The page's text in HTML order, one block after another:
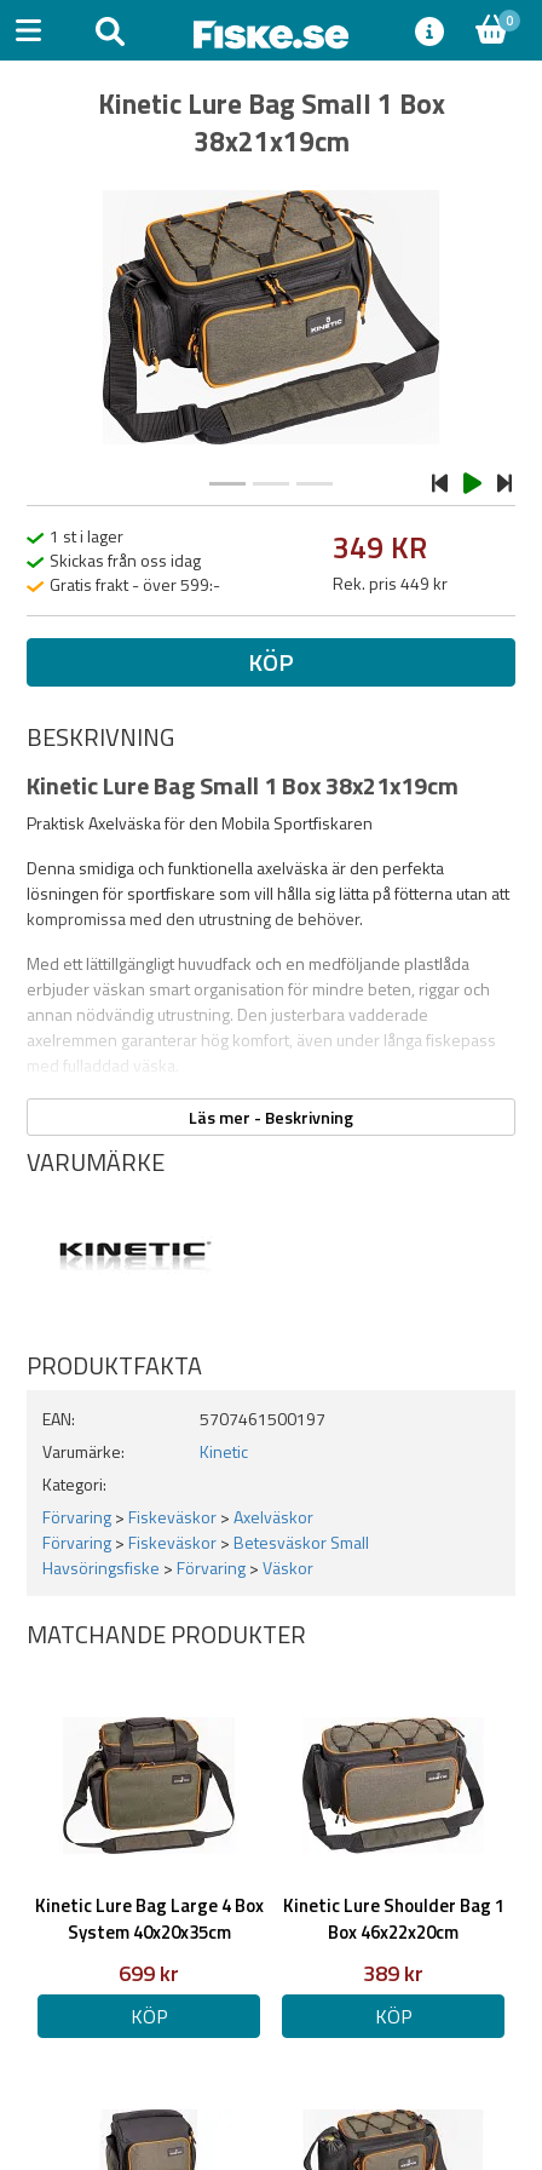
0
Kinetic Lure Bag Small 1 Box
38x21x19cm
Previous
1 st i lager
Skickas från oss idag
Gratis frakt - över 599:-
349 KR
Rek. pris 449 kr
KÖP
BESKRIVNING
Kinetic Lure Bag Small 1 Box 38x21x19cm
Praktisk Axelväska för den Mobila Sportfiskaren
Denna smidiga och funktionella axelväska är den perfekta
lösningen för sportfiskare som vill hålla sig lätta på fötterna utan att
kompromissa med den utrustning de behöver.
Med ett lättillgängligt huvudfack och en medföljande plastlåda
erbjuder väskan smart organisation för mindre beten, riggar och
annan nödvändig utrustning. Den justerbara vadderade
axelremmen garanterar hög komfort, även under långa fiskepass
med fulladdad väska.
Smart organisation: Optimerad för att hålla ordning på din
småredskap.
Läs mer - Beskrivning
VARUMÄRKE
PRODUKTFAKTA
EAN:
5707461500197
Varumärke:
Kinetic
Kategori:
Förvaring>Fiskeväskor>Axelväskor
Förvaring>Fiskeväskor>Betesväskor Small
Havsöringsfiske >Förvaring>Väskor
MATCHANDE PRODUKTER
Kinetic Lure Bag Large 4 Box
System 40x20x35cm
699 kr
KÖP
Kinetic Lure Shoulder Bag 1
Box 46x22x20cm
389 kr
KÖP